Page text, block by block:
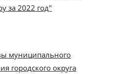
за 2022 год"
муниципального
городского округа